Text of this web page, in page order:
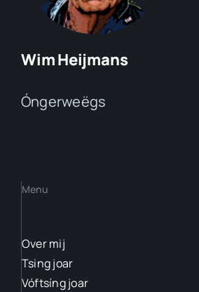
Wim Heijmans
Óngerweëgs
Menu
Over mij
Tsing joar
Vóftsíng joar